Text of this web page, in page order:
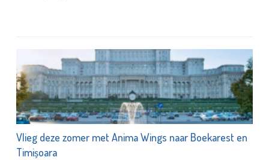
Vlieg deze zomer met Anima Wings naar Boekarest en
Timișoara